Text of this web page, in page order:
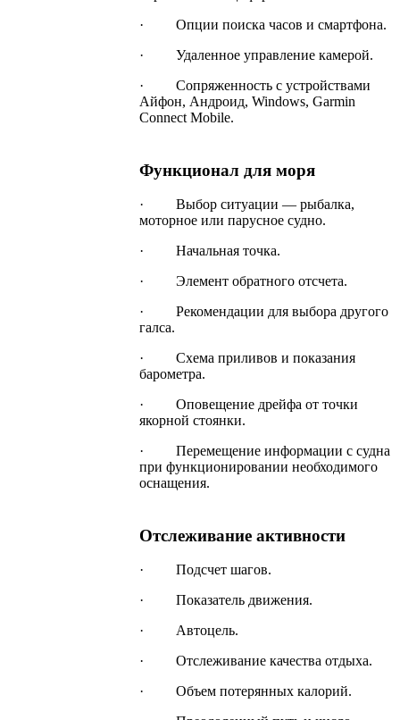
· Опции поиска часов и смартфона.
· Удаленное управление камерой.
· Сопряженность с устройствами
Айфон, Андроид, Windows, Garmin
Connect Mobile.
Функционал для моря
· Выбор ситуации — рыбалка,
моторное или парусное судно.
· Начальная точка.
· Элемент обратного отсчета.
· Рекомендации для выбора другого
галса.
· Схема приливов и показания
барометра.
· Оповещение дрейфа от точки
якорной стоянки.
· Перемещение информации с судна
при функционировании необходимого
оснащения.
Отслеживание активности
· Подсчет шагов.
· Показатель движения.
· Автоцель.
· Отслеживание качества отдыха.
· Объем потерянных калорий.